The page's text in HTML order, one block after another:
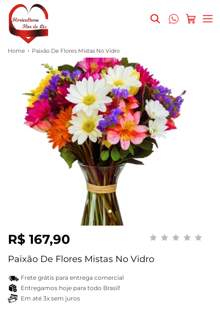
Home Paixão De Flores Mistas No Vidro
R$ 167,90
Paixão De Flores Mistas No Vidro
Frete grátis para entrega comercial
Entregamos hoje para todo Brasil!
Em até 3x sem juros